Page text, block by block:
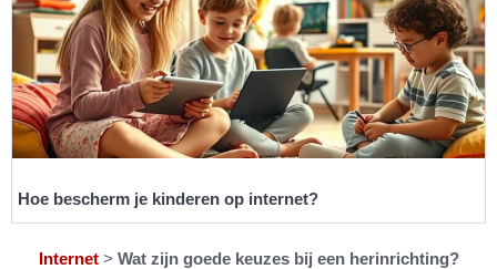
Hoe bescherm je kinderen op internet?
Internet> Wat zijn goede keuzes bij een herinrichting?